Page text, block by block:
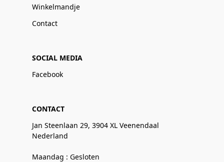
Winkelmandje
Contact
SOCIAL MEDIA
Facebook
CONTACT
Jan Steenlaan 29, 3904 XL Veenendaal
Nederland
Maandag : Gesloten